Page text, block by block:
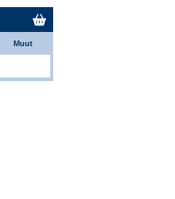
Muut